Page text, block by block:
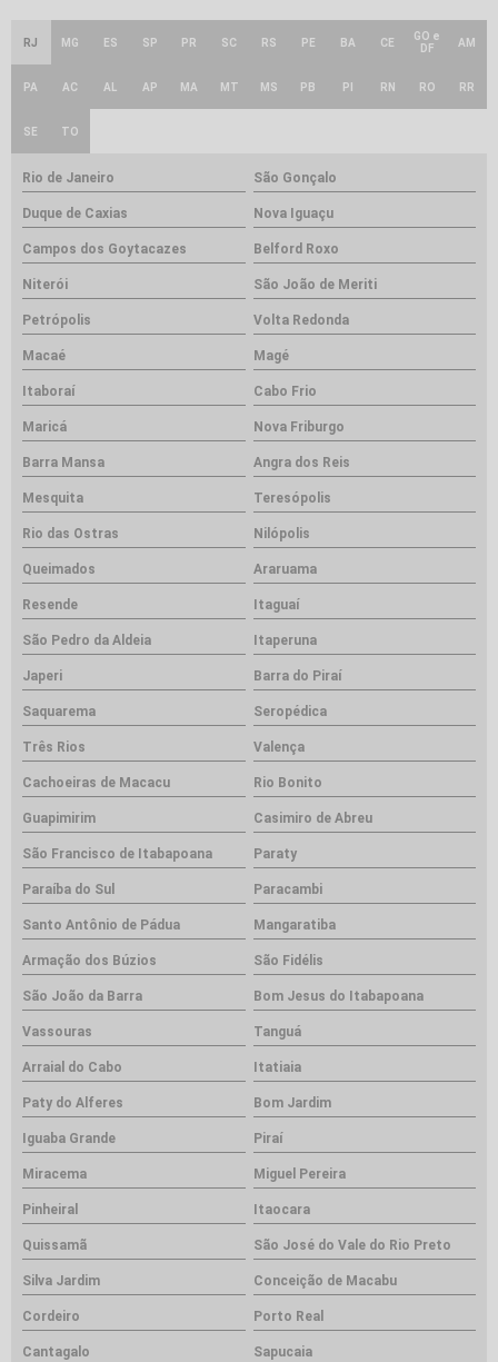
RJ MG ES SP PR SC RS PE BA CE
GO e
DF
AM
PA AC AL AP MA MT MS PB PI RN RO RR
SE TO
Rio de Janeiro São Gonçalo
Duque de Caxias Nova Iguaçu
Campos dos Goytacazes Belford Roxo
Niterói São João de Meriti
Petrópolis Volta Redonda
Macaé Magé
Itaboraí Cabo Frio
Maricá Nova Friburgo
Barra Mansa Angra dos Reis
Mesquita Teresópolis
Rio das Ostras Nilópolis
Queimados Araruama
Resende Itaguaí
São Pedro da Aldeia Itaperuna
Japeri Barra do Piraí
Saquarema Seropédica
Três Rios Valença
Cachoeiras de Macacu Rio Bonito
Guapimirim Casimiro de Abreu
São Francisco de Itabapoana Paraty
Paraíba do Sul Paracambi
Santo Antônio de Pádua Mangaratiba
Armação dos Búzios São Fidélis
São João da Barra Bom Jesus do Itabapoana
Vassouras Tanguá
Arraial do Cabo Itatiaia
Paty do Alferes Bom Jardim
Iguaba Grande Piraí
Miracema Miguel Pereira
Pinheiral Itaocara
Quissamã São José do Vale do Rio Preto
Silva Jardim Conceição de Macabu
Cordeiro Porto Real
Cantagalo Sapucaia